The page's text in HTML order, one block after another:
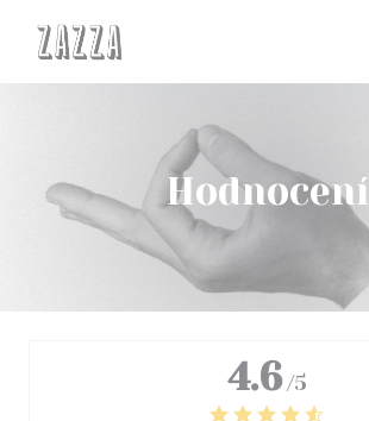
Hodnocení
4.6 /5